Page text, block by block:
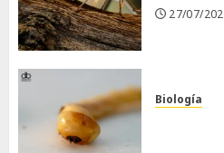
27/07/
Biología